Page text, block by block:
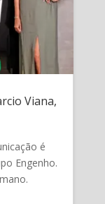
Viana,
é
Engenho.